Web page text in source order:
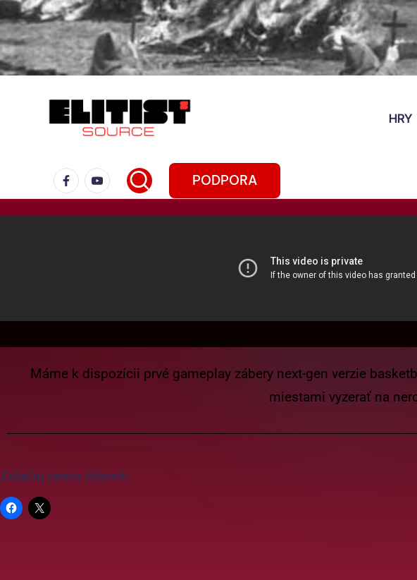
HRY
PODPORA
Máme k dispozícii prvé gameplay zábery next-gen verzie
miestami vyzerať na
Zdieľaj tento článok: